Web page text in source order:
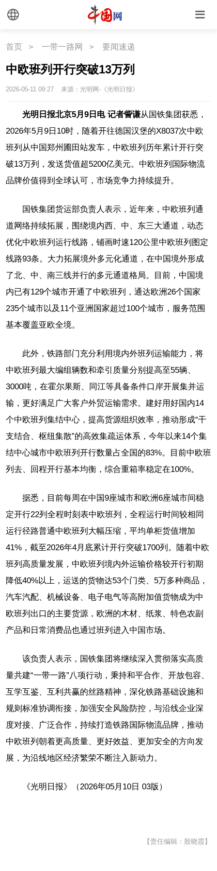
首页 > 一带一路网 > 要闻速递
中欧班列开行突破13万列
2026-05-11 09:27 来源：光明网-《光明日报》
光明日报北京5月9日电 记者訾谦从国铁集团获悉，
2026年5月9日10时，随着开往德国汉堡的X8037次中欧
班列从中国郑州圃田站发车，中欧班列历年累计开行突
破13万列，发送货值超5200亿美元。中欧班列国际物流
品牌价值得到全球认可，市场竞争力持续提升。
国铁集团货运部负责人表示，近年来，中欧班列通
道网络持续拓展，围绕境内西、中、东三大通道，动态
优化中欧班列运行线路，铺画时速120公里中欧班列图定
线路93条。大力拓展境外多元化通道，在中国境外形成
了北、中、南三线并行的多元通道格局。目前，中国境
内已有129个城市开通了中欧班列，通达欧洲26个国家
235个城市以及11个亚洲国家超过100个城市，服务范围
基本覆盖亚欧全境。
此外，铁路部门充分利用境内外班列运输能力，将
中欧班列最大编组辆数和牵引质量分别提高至55辆、
3000吨，在霍尔果斯、同江等具备条件口岸开展集并运
输，更好满足广大客户外贸运输需求。建好用好国内14
个中欧班列集结中心，提高货源组织效率，推动形成“干
支结合、枢纽集散”的高效集疏运体系，今年以来14个集
结中心城市中欧班列开行数量占全国的83%。目前中欧班
列去、回程开行基本均衡，综合重箱率稳定在100%。
据悉，目前每周在中国9座城市和欧洲6座城市间稳
定开行22列全程时刻表中欧班列，全程运行时间较相同
运行径路普通中欧班列大幅压缩，平均单柜货值增加
41%，截至2026年4月底累计开行突破1700列。随着中欧
班列高质量发展，中欧班列境内外运输价格较开行初期
降低40%以上，运送的货物达53个门类、5万多种商品，
汽车汽配、机械设备、电子电气等高附加值货物成为中
欧班列出口的主要货源，欧洲的木材、纸浆、特色农副
产品和日常消费品也通过班列进入中国市场。
该负责人表示，国铁集团将继续深入贯彻落实高质
量共建“一带一路”八项行动，秉持和平合作、开放包容、
互学互鉴、互利共赢的丝路精神，深化铁路基础设施和
规则标准协调衔接，加强安全风险防控，与沿线企业深
度对接、广泛合作，持续打造铁路国际物流品牌，推动
中欧班列朝着更高质量、更好效益、更加安全的方向发
展，为沿线地区经济繁荣不断注入新动力。
《光明日报》（2026年05月10日 03版）
【责任编辑：殷晓霞】